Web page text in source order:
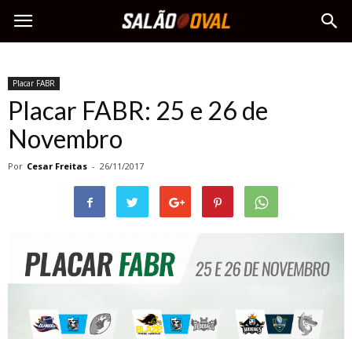
Placar FABR
Placar FABR: 25 e 26 de
Novembro
Por Cesar Freitas - 26/11/2017